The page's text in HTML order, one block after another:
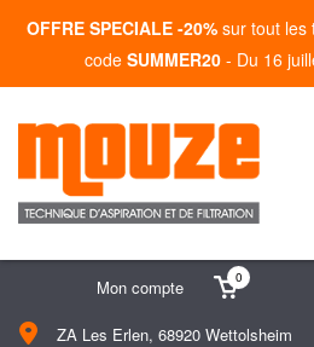
OFFRE SPECIALE -20% sur tout les
code SUMMER20 - Du 16
ZA Les Erlen, 68920 Wettolsheim
Mon compte 0